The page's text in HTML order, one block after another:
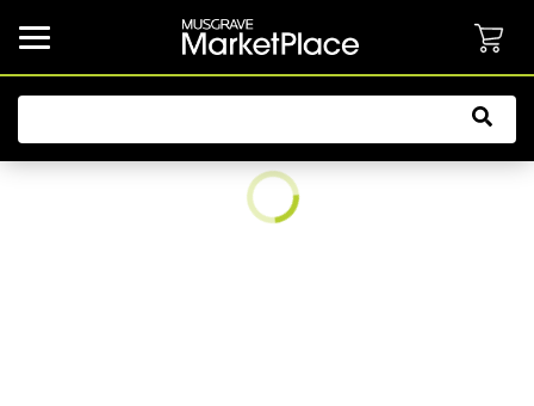
common.button.navbarCollapsed.text